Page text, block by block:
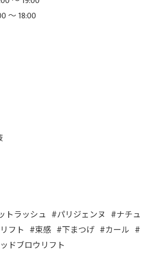
～ 18:00
トラッシュ #パリジェンヌ #ナチュ
フト #束感 #下まつげ #カール #
ドブロウリフト